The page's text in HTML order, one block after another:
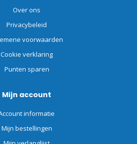
Over ons
Privacybeleid
voorwaarden
Cookie verklaring
Punten sparen
Mijn account
informatie
Mijn bestellingen